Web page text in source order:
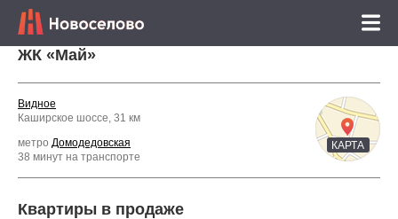
ЖК «Май»
Видное
Каширское шоссе, 31 км
метро Домодедовская
38 минут на транспорте
КАРТА
Квартиры в продаже